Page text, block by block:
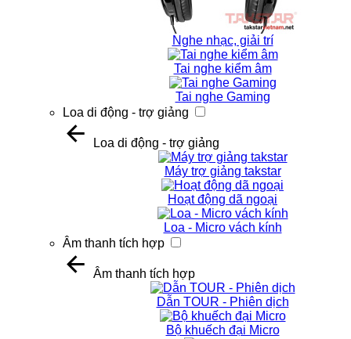
Nghe nhạc, giải trí
Tai nghe kiểm âm
Tai nghe Gaming
Loa di động - trợ giảng
Loa di động - trợ giảng
Máy trợ giảng takstar
Hoạt động dã ngoại
Loa - Micro vách kính
Âm thanh tích hợp
Âm thanh tích hợp
Dẫn TOUR - Phiên dịch
Bộ khuếch đại Micro